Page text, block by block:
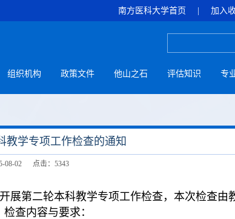
南方医科大学首页 加入
组织机构 政策文件 他山之石 评估知识 专
教学专项工作检查的通知
08-02 点击： 5343
展第二轮本科教学专项工作检查，本次检查由
查内容与要求：